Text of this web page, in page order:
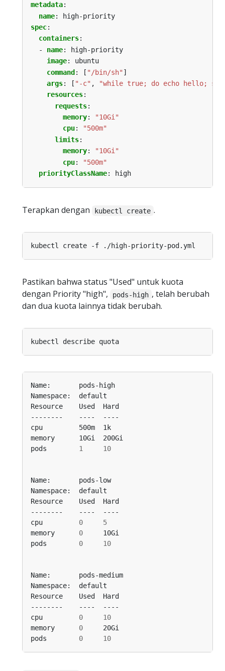
metadata:
name:
high-priority
spec:
containers:
- name:
high-priority
image:
ubuntu
command: [ "/bin/sh" ]
args: [ "-c" ,
"while true; do echo hello;
resources:
requests:
memory:
"10Gi"
cpu:
"500m"
limits:
memory:
"10Gi"
cpu:
"500m"
priorityClassName: high
Terapkan dengan kubectl create .
Pastikan bahwa status "Used" untuk kuota
dengan Priority "high",
pods-high , telah berubah
dan dua kuota lainnya tidak berubah.
pods 1 10
cpu 0
5
memory 0
pods 0 10
cpu 0
10
memory 0
pods 0 10